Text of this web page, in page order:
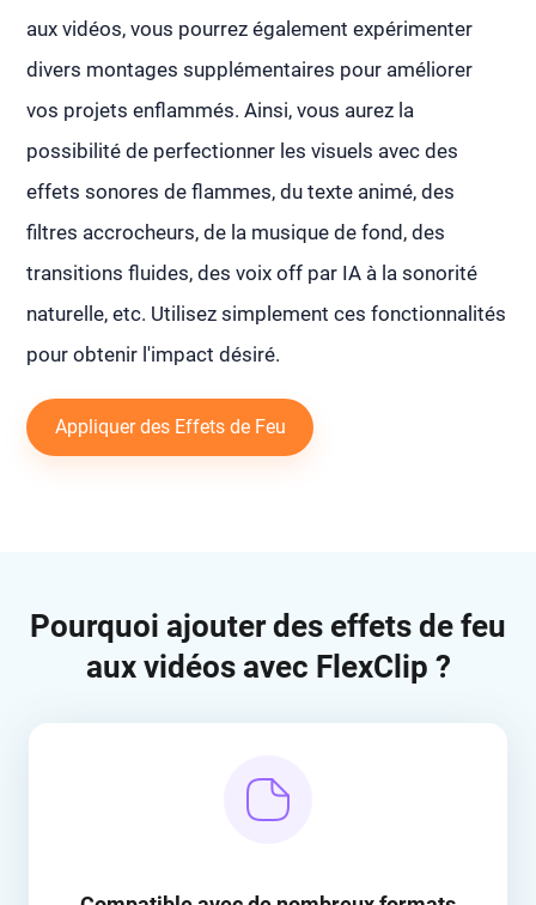
aux vidéos, vous pourrez également expérimenter
divers montages supplémentaires pour améliorer
vos projets enflammés. Ainsi, vous aurez la
possibilité de perfectionner les visuels avec des
effets sonores de flammes, du texte animé, des
filtres accrocheurs, de la musique de fond, des
transitions fluides, des voix off par IA à la sonorité
naturelle, etc. Utilisez simplement ces fonctionnalités
pour obtenir l'impact désiré.
Appliquer des Effets de Feu
Pourquoi ajouter des effets de feu
aux vidéos avec FlexClip ?